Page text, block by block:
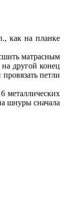
как на планке
матрасным
другой конец
петли
металлических
шнуры сначала